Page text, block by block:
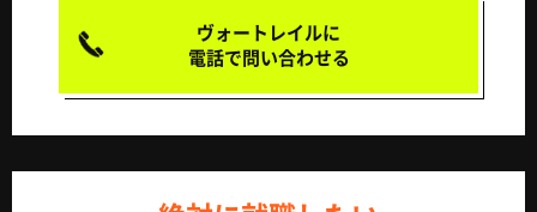
ヴォートレイルに
電話で問い合わせる